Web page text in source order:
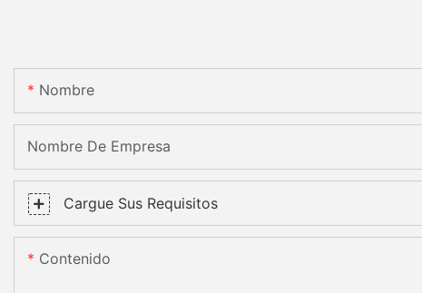
Nombre
Nombre De Empresa
Cargue Sus Requisitos
Contenido